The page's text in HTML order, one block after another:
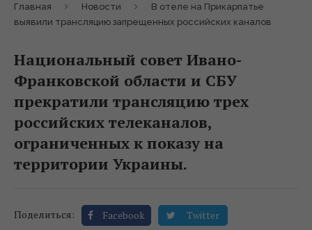
Главная Новости
В отеле на Прикарпатье
выявили трансляцию запрещенных российских каналов
Национальный совет Ивано-
Франковской области и СБУ
прекратили трансляцию трех
российских телеканалов,
ограниченных к показу на
территории Украины.
Поделиться: Facebook Twitter